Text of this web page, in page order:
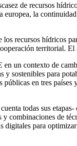
de recursos
la
recursos hídricos
territorial.
un contexto de
sostenibles para
públicas en tres
todas sus
combinaciones de
digitales para